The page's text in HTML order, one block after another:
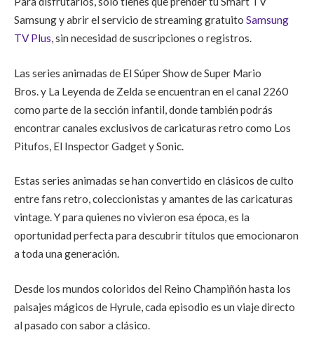
Samsung y abrir el servicio de streaming gratuito Samsung
TV Plus, sin necesidad de suscripciones o registros.
Las series animadas de El Súper Show de Super Mario
Bros. y La Leyenda de Zelda se encuentran en el canal 2260
como parte de la sección infantil, donde también podrás
encontrar canales exclusivos de caricaturas retro como Los
Pitufos, El Inspector Gadget y Sonic.
Estas series animadas se han convertido en clásicos de culto
entre fans retro, coleccionistas y amantes de las caricaturas
vintage. Y para quienes no vivieron esa época, es la
oportunidad perfecta para descubrir títulos que emocionaron
a toda una generación.
Desde los mundos coloridos del Reino Champiñón hasta los
paisajes mágicos de Hyrule, cada episodio es un viaje directo
al pasado con sabor a clásico.